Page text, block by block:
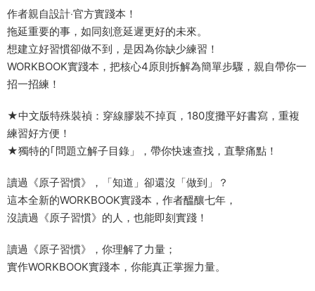
作者親自設計‧官方實踐本！
拖延重要的事，如同刻意延遲更好的未來。
想建立好習慣卻做不到，是因為你缺少練習！
WORKBOOK實踐本，把核心4原則拆解為簡單步驟，親自帶你一
招一招練！
★中文版特殊裝禎：穿線膠裝不掉頁，180度攤平好書寫，重複
練習好方便！
★獨特的｢問題立解子目錄」，帶你快速查找，直擊痛點！
讀過《原子習慣》，「知道」卻還沒「做到」？
這本全新的WORKBOOK實踐本，作者醞釀七年，
沒讀過《原子習慣》的人，也能即刻實踐！
讀過《原子習慣》，你理解了力量；
實作WORKBOOK實踐本，你能真正掌握力量。